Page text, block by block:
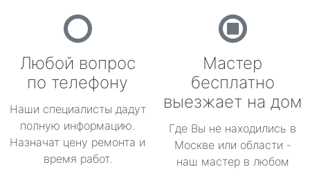
Любой вопрос
по телефону
Наши специалисты дадут
полную информацию.
Назначат цену ремонта и
время работ.
Мастер
бесплатно
выезжает на дом
Где Вы не находились в
Москве или области -
наш мастер в любом